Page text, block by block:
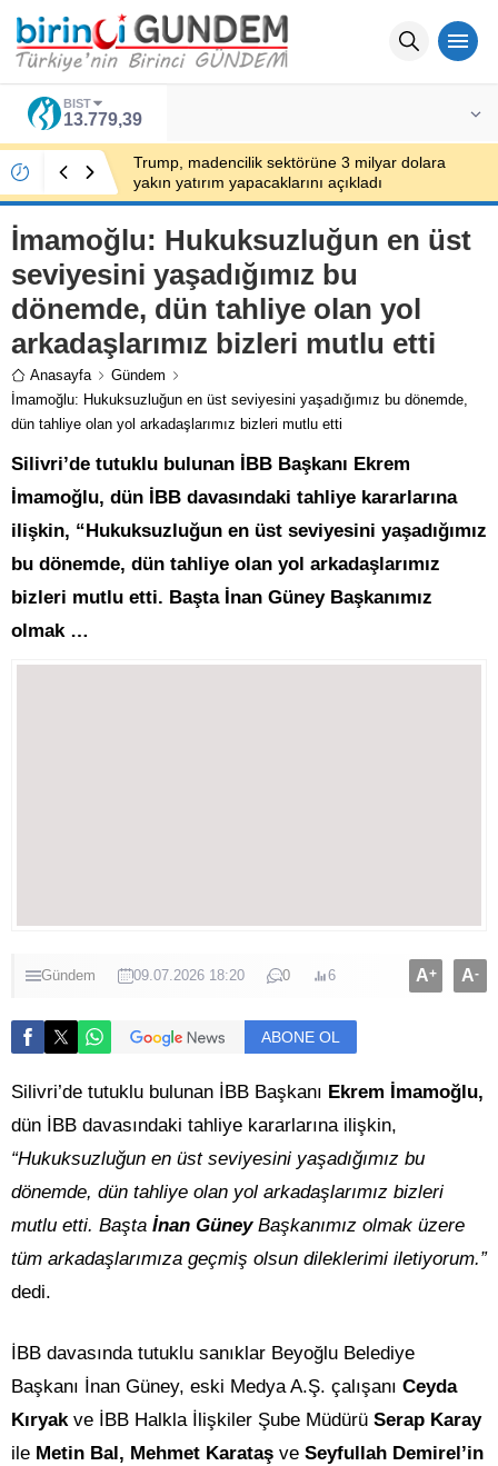
BIST
13.779,39
Trump, madencilik sektörüne 3 milyar dolara
yakın yatırım yapacaklarını açıkladı
İmamoğlu: Hukuksuzluğun en üst
seviyesini yaşadığımız bu
dönemde, dün tahliye olan yol
arkadaşlarımız bizleri mutlu etti
Anasayfa
Gündem
İmamoğlu: Hukuksuzluğun en üst seviyesini yaşadığımız bu dönemde,
dün tahliye olan yol arkadaşlarımız bizleri mutlu etti
Silivri’de tutuklu bulunan İBB Başkanı Ekrem
İmamoğlu, dün İBB davasındaki tahliye kararlarına
ilişkin, “Hukuksuzluğun en üst seviyesini yaşadığımız
bu dönemde, dün tahliye olan yol arkadaşlarımız
bizleri mutlu etti. Başta İnan Güney Başkanımız
olmak …
Gündem 09.07.2026 18:20 0 6 A+ A-
ABONE OL
Silivri’de tutuklu bulunan İBB Başkanı Ekrem İmamoğlu,
dün İBB davasındaki tahliye kararlarına ilişkin,
“Hukuksuzluğun en üst seviyesini yaşadığımız bu
dönemde, dün tahliye olan yol arkadaşlarımız bizleri
mutlu etti. Başta İnan GüneyBaşkanımız olmak üzere
tüm arkadaşlarımıza geçmiş olsun dileklerimi iletiyorum.”
dedi.
İBB davasında tutuklu sanıklar Beyoğlu Belediye
Başkanı İnan Güney, eski Medya A.Ş. çalışanı Ceyda
Kıryakve İBB Halkla İlişkiler Şube Müdürü Serap Karay
ile Metin Bal, Mehmet Karataş ve Seyfullah Demirel’in